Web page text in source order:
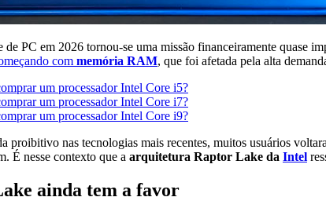
PC em 2026 tornou-se uma missão financeiramente quase
com memória RAM, que foi afetada pela alta
um processador Intel Core i5?
um processador Intel Core i7?
um processador Intel Core i9?
proibitivo nas tecnologias mais recentes, muitos usuários
É nesse contexto que a arquitetura Raptor Lake da Intel
ainda tem a favor